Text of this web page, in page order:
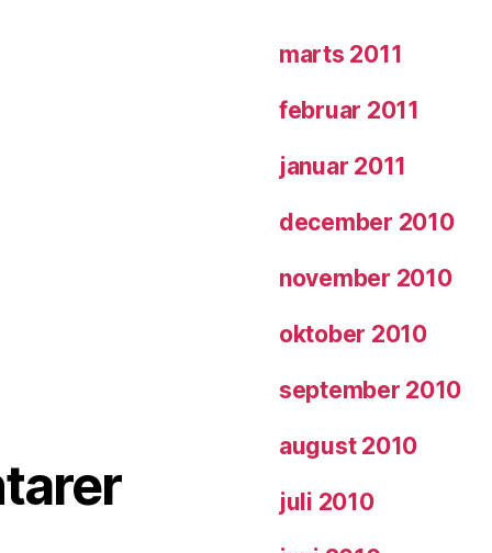
marts 2011
februar 2011
januar 2011
december 2010
november 2010
oktober 2010
september 2010
august 2010
juli 2010